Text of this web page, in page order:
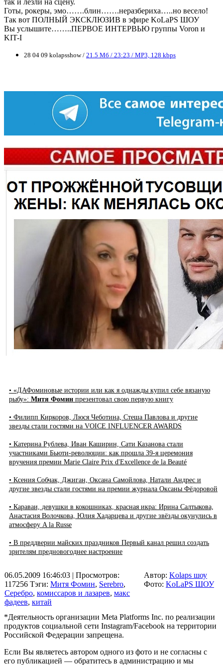
так и лезли на сцену.
Готы, рокеры, эмо…….блин…….неразбериха…..но весело!
Так вот ПОЛНЫЙ ЭКСКЛЮЗИВ в эфире KoLaPS ШОУ
Вы услышите……..ПЕРВОЕ ИНТЕРВЬЮ группы Voron и
KIT-I
28 04 09 kolapsshow / 21.5 Мб / 23:23 / MP3, 128 kbps
• «ДАФоминовые истории или как я однажды купил себе вязаную
рыбу»: Митя Фомин презентовал свою первую книгу
• Филипп Киркоров, Люся Чеботина, Стеша Павлова и другие
звезды стали гостями на VOICE INFLUENCER AWARDS
• Катерина Рублева, Иван Каширин, Сати Казанова стали
участниками Бьюти-революции: как прошла 39-я церемония
вручения премии Marie Claire Prix d'Excellence de la Beauté
• Ксения Собчак, Джиган, Оксана Самойлова, Натали Андрес и
другие звезды стали гостями на премии журнала Оксаны Фёдоровой
• Караваи, девушки в кокошниках, красная икра: Ирина Салтыкова,
Анастасия Волочкова, Юлия Хадарцева и другие звёзды окунулись в
атмосферу A la Russe
• В преддверии майских праздников Первый канал решил создать
зрителям предновогоднее настроение
06.05.2009 16:46:03 | Просмотров:
117256 Тэги: Митя Фомин, Serebro,
Серебро, комиссаров и лазарев, макс
фадеев, китай
Автор: Kolaps шоу
Фото: KoLaPS ШОУ
*Деятельность организации Meta Platforms Inc. по реализации
продуктов социальной сети Instagram/Facebook на территории
Российской Федерации запрещена.
Если Вы являетесь автором одного из фото и не согласны с
его публикацией — обратитесь в администрацию и мы